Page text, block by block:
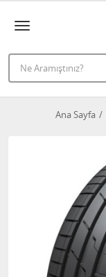
Ana Sayfa